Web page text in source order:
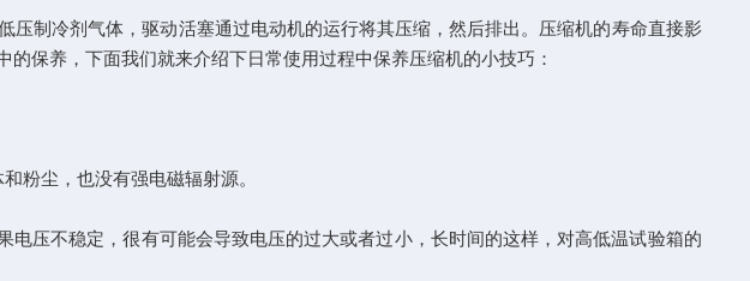
制冷剂气体，驱动活塞通过电动机的运行将其压缩，然后排出。压缩机的寿命直接影
保养，下面我们就来介绍下日常使用过程中保养压缩机的小技巧：
粉尘，也没有强电磁辐射源。
压不稳定，很有可能会导致电压的过大或者过小，长时间的这样，对高低温试验箱的